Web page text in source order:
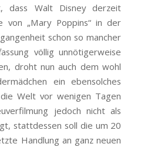
dass Walt Disney derzeit
von „Mary Poppins“ in der
schon so mancher
völlig unnötigerweise
droht nun auch dem wohl
ein ebensolches
dieWelt vor wenigen Tagen
jedoch nicht als
stattdessen soll die um 20
Handlung an ganz neuen